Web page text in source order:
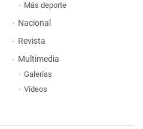
Más deporte
Nacional
Revista
Multimedia
Galerías
Vídeos